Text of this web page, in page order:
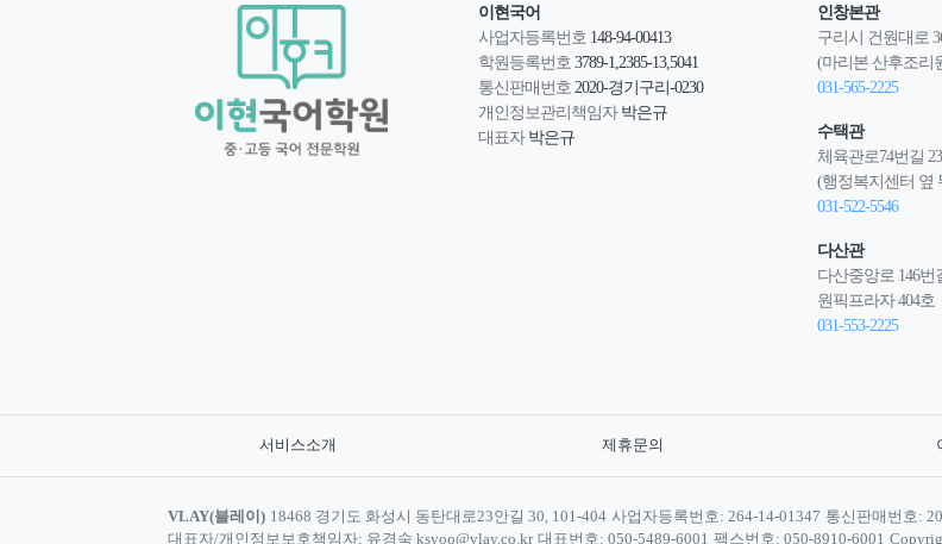
이현국어
사업자등록번호 148-94-00413
학원등록번호3789-1,2385-13,5041
통신판매번호 2020-경기구리-0230
개인정보관리책임자박은규
대표자박은규
인창본관
구리시 건원대로
(마리본 산후조리
031-565-2225
수택관
체육관로74번길
(행정복지센터 옆
031-522-5546
다산관
다산중앙로 146번
원픽프라자 404호
031-553-2225
서비스소개 제휴문의
VLAY(블레이) 18468 경기도 화성시 동탄대로23안길 30, 101-404 사업자등록번호: 264-14-01347 통신판매번호:
대표자/개인정보보호책임자: 유경숙 ksyoo@vlay.co.kr 대표번호: 050-5489-6001 팩스번호: 050-8910-6001